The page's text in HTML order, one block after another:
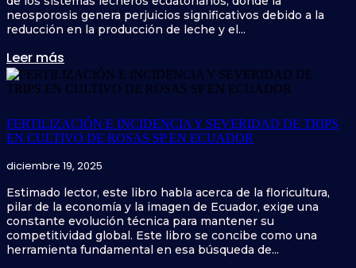
neosporosis genera perjuicios significativos debido a la
reducción en la producción de leche y el...
Leer más
FERTILIZACIÓN E INCIDENCIA Y SEVERIDAD DE TRIPS
EN CULTIVO DE ROSAS SP EN ECUADOR
diciembre 19, 2025
Estimado lector, este libro habla acerca de la floricultura,
pilar de la economía y la imagen de Ecuador, exige una
constante evolución técnica para mantener su
competitividad global. Este libro se concibe como una
herramienta fundamental en esa búsqueda de...